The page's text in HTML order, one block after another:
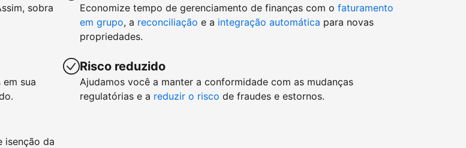
sobra
sua
isenção da
Economize tempo de gerenciamento de finanças com o faturamento
em grupo, a reconciliação e a integração automática para novas
propriedades.
Risco reduzido
Ajudamos você a manter a conformidade com as mudanças
regulatórias e a reduzir o risco de fraudes e estornos.